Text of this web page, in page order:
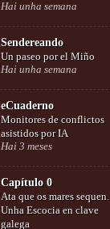
Hai unha semana
Sendereando
Un paseo por el Miño
Hai unha semana
eCuaderno
Monitores de conflictos
asistidos por IA
Hai 3 meses
Capítulo 0
Ata que os mares sequen.
Unha Escocia en clave
galega